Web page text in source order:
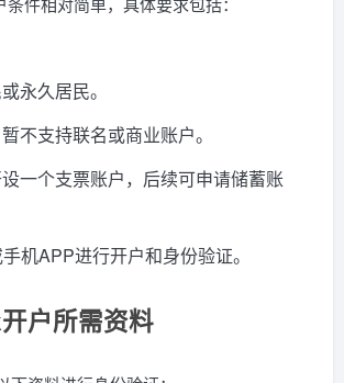
永久居民。
不支持联名或商业账户。
一个支票账户，后续可申请储蓄账
机APP进行开户和身份验证。
户所需资料